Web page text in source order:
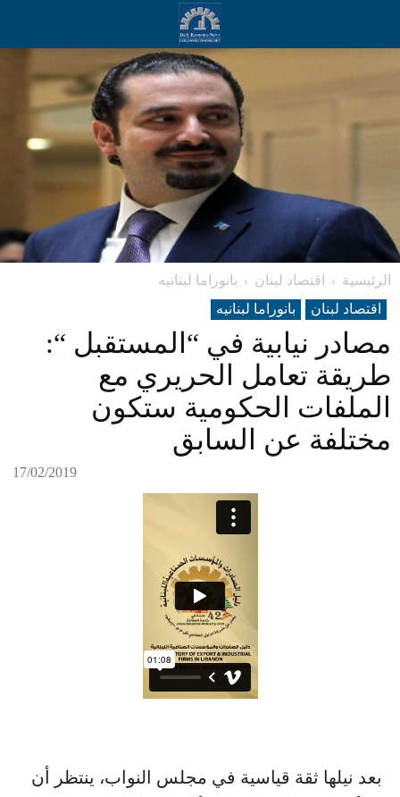
الرئيسية اقتصاد لبنان
بانوراما لبنانیه
اقتصاد لبنان
بانوراما لبنانیه
مصادر نيابية في “المستقبل “:
طريقة تعامل الحريري مع
الملفات الحكومية ستكون
مختلفة عن السابق
17/02/2019
بعد نيلها ثقة قياسية في مجلس النواب، ينتظر أن